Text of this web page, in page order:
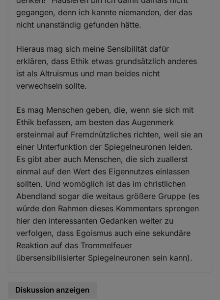
gegangen, denn ich kannte niemanden, der das
nicht unanständig gefunden hätte.
Hieraus mag sich meine Sensibilität dafür
erklären, dass Ethik etwas grundsätzlich anderes
ist als Altruismus und man beides nicht
verwechseln sollte.
Es mag Menschen geben, die, wenn sie sich mit
Ethik befassen, am besten das Augenmerk
ersteinmal auf Fremdnützliches richten, weil sie an
einer Unterfunktion der Spiegelneuronen leiden.
Es gibt aber auch Menschen, die sich zuallerst
einmal auf den Wert des Eigennutzes einlassen
sollten. Und womöglich ist das im christlichen
Abendland sogar die weitaus größere Gruppe (es
würde den Rahmen dieses Kommentars sprengen
hier den interessanten Gedanken weiter zu
verfolgen, dass Egoismus auch eine sekundäre
Reaktion auf das Trommelfeuer
übersensibilisierter Spiegelneuronen sein kann).
Diskussion anzeigen